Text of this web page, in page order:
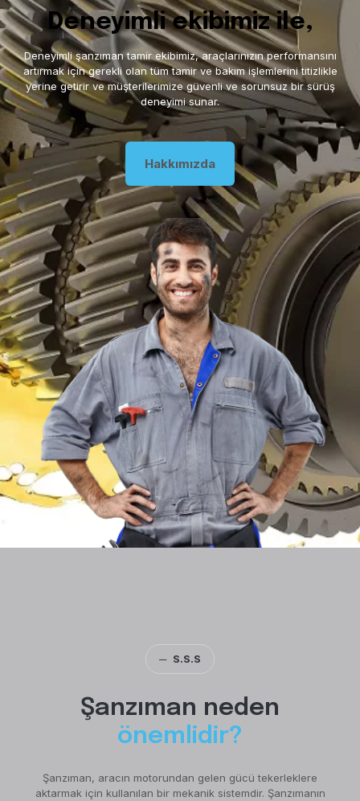
Deneyimli ekibimiz ile,
Deneyimli şanzıman tamir ekibimiz, araçlarınızın performansını
artırmak için gerekli olan tüm tamir ve bakım işlemlerini titizlikle
yerine getirir ve müşterilerimize güvenli ve sorunsuz bir sürüş
deneyimi sunar.
Hakkımızda
─ S.S.S
Şanzıman neden
önemlidir?
Şanzıman, aracın motorundan gelen gücü tekerleklere
aktarmak için kullanılan bir mekanik sistemdir. Şanzımanın